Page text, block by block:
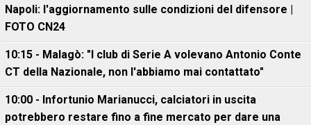
Napoli: l'aggiornamento sulle condizioni del difensore |
FOTO CN24
10:15 - Malagò: "I club di Serie A volevano Antonio Conte
CT della Nazionale, non l'abbiamo mai contattato"
10:00 - Infortunio Marianucci, calciatori in uscita
potrebbero restare fino a fine mercato per dare una